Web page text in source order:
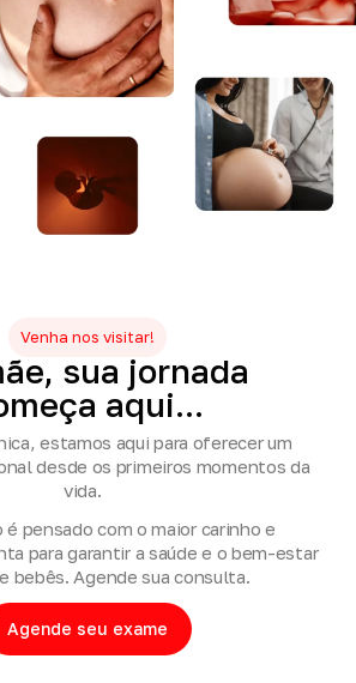
Venha nos visitar!
sua jornada
aqui...
estamos aqui para oferecer um
desde os primeiros momentos da
vida.
é pensado com o maior carinho e
para garantir a saúde e o bem-estar
bebês. Agende sua consulta.
Agende seu exame